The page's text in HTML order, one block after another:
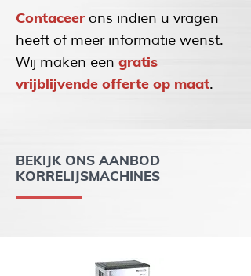
Contaceerons indien u vragen
heeft of meer informatie wenst.
Wij maken een gratis
vrijblijvende offerte op maat.
BEKIJK ONS AANBOD
KORRELIJSMACHINES